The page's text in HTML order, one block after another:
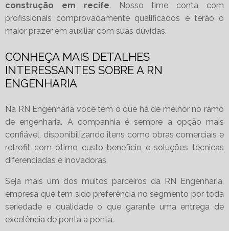
construção em recife. Nosso time conta com
profissionais comprovadamente qualificados e terão o
maior prazer em auxiliar com suas dúvidas.
CONHEÇA MAIS DETALHES
INTERESSANTES SOBRE A RN
ENGENHARIA
Na RN Engenharia você tem o que há de melhor no ramo
de engenharia. A companhia é sempre a opção mais
confiável, disponibilizando itens como obras comerciais e
retrofit com ótimo custo-benefício e soluções técnicas
diferenciadas e inovadoras.
Seja mais um dos muitos parceiros da RN Engenharia,
empresa que tem sido preferência no segmento por toda
seriedade e qualidade o que garante uma entrega de
excelência de ponta a ponta.